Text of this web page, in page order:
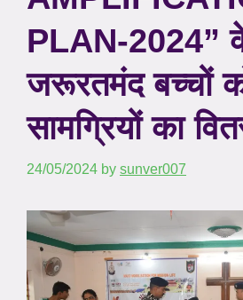
PLAN-2024”
जरूरतमंद बच्चों
सामग्रियों का
24/05/2024 by sunver007